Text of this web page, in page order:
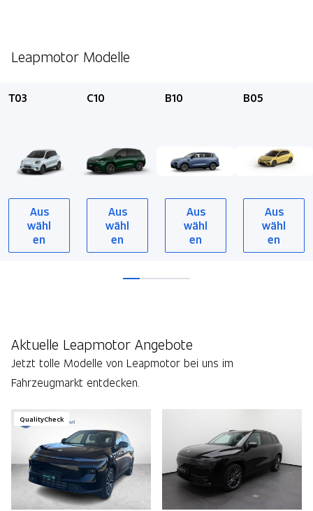
Leapmotor Modelle
T03
Aus
wähl
en
C10
Aus
wähl
en
B10
Aus
wähl
en
B05
Aus
wähl
en
Aktuelle Leapmotor Angebote
Jetzt tolle Modelle von Leapmotor bei uns im
Fahrzeugmarkt entdecken.
QualityCheck